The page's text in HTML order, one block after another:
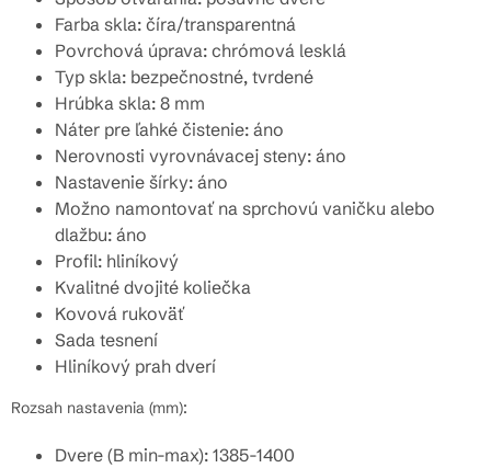
Farba skla: číra/transparentná
Povrchová úprava: chrómová lesklá
Typ skla: bezpečnostné, tvrdené
Hrúbka skla: 8 mm
Náter pre ľahké čistenie: áno
Nerovnosti vyrovnávacej steny: áno
Nastavenie šírky: áno
Možno namontovať na sprchovú vaničku alebo
dlažbu: áno
Profil: hliníkový
Kvalitné dvojité koliečka
Kovová rukoväť
Sada tesnení
Hliníkový prah dverí
Rozsah nastavenia (mm):
Dvere (B min-max): 1385-1400